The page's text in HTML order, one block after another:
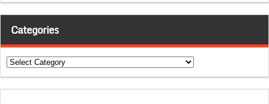
Categories
Categories